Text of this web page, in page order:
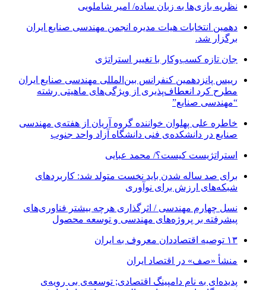
نظریه بازی‌ها به زبان ساده/ امیر شاملویی
دهمین انتخابات هیات مدیره انجمن مهندسی صنایع ایران
برگزار شد.
جان تازه کسب‌وکار با تغییر استراتژی
رییس پانزدهمین کنفرانس بین‌المللی مهندسی صنایع ایران
مطرح کرد انعطاف‌پذیری از ویژگی‌های ماهیتی رشته
“مهندسی صنایع”
خاطره علی پهلوان خواننده گروه آریان از هفته‌ی مهندسی
صنایع در دانشکده‌ی فنی دانشگاه آزاد واحد جنوب
استراتژیست کیست؟‬/ محمد عبایی
برای صد ساله شدن باید نخست متولد شد: کاربردهای
شبکه‌های ارزش برای نوآوری
نسل چهارم مهندسی / اثرگذاری هرچه بیشتر فناوری‌های
پیشرفته بر پروژه‌های مهندسی و توسعه محصول
۱۳ توصیه اقتصاددان معروف به ایران
منشأ «صف» در اقتصاد ایران
پدیده‌ای به نام دامپینگ اقتصادی; توسعه‌ی بی رویه‌ی